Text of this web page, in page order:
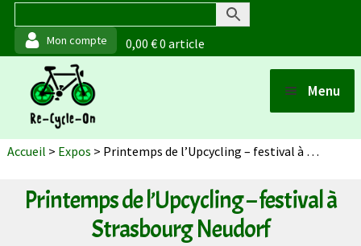
0,00€0 article
Aller
navigation
Aller
au
contenu
Menu
Boutique
Points de vente
Accueil > Expos > Printemps de l’Upcycling – festival à Strasbourg Neudorf
Printemps de l’Upcycling – festival à
Strasbourg Neudorf